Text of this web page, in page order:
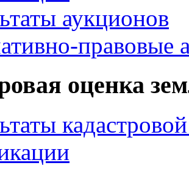
аукционов
правовые
оценка